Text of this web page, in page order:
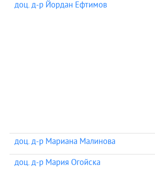
доц. д-р Йордан Ефтимов
доц. д-р Мариана Малинова
доц. д-р Мария Огойска